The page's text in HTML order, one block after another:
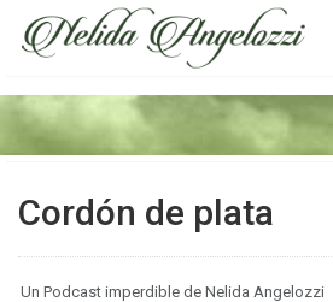
Cordón de plata
Un Podcast imperdible de Nelida Angelozzi